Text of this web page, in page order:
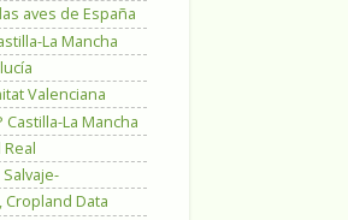
aves de España
La Mancha
Valenciana
La Mancha
Real
Cropland Data